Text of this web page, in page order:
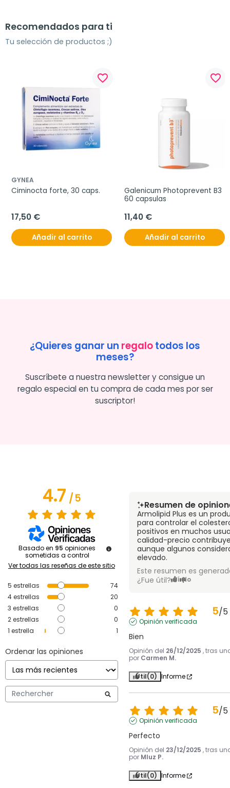
Recomendados para ti
Tu selección de productos ;)
favorite_border
GYNEA
Ciminocta forte, 30 caps.
17,50 €
Añadir al carrito
favorite_border
Galenicum Photoprevent B3
60 capsulas
11,40 €
Añadir al carrito
¿Quieres ganar un regalotodos los
meses?
Suscríbete a nuestra newsletter y consigue un
regalo especial en tu compra de cada mes por ser
suscriptor!
4.7/5
Basado en 95 opiniones
sometidas a control
Ver todas las reseñas de este sitio
5 estrellas
74
4estrellas
20
3 estrellas
0
2estrellas
0
1 estrella 1
Ordenar las opiniones
Resumen de
Armolipid Plus es un
para controlar el
positivos en muchos
calidad-precio
aunque algunos
elevado.
Este resumen es
¿Fue útil? Sí No
5/5
Opinión verificada
Bien
Opinión del 26/12/2025 , tras
por Carmen M.
Útil(0) Informe
5/5
Opinión verificada
Perfecto
Opinión del 23/12/2025 , tras
por Mluz P.
Útil(0) Informe